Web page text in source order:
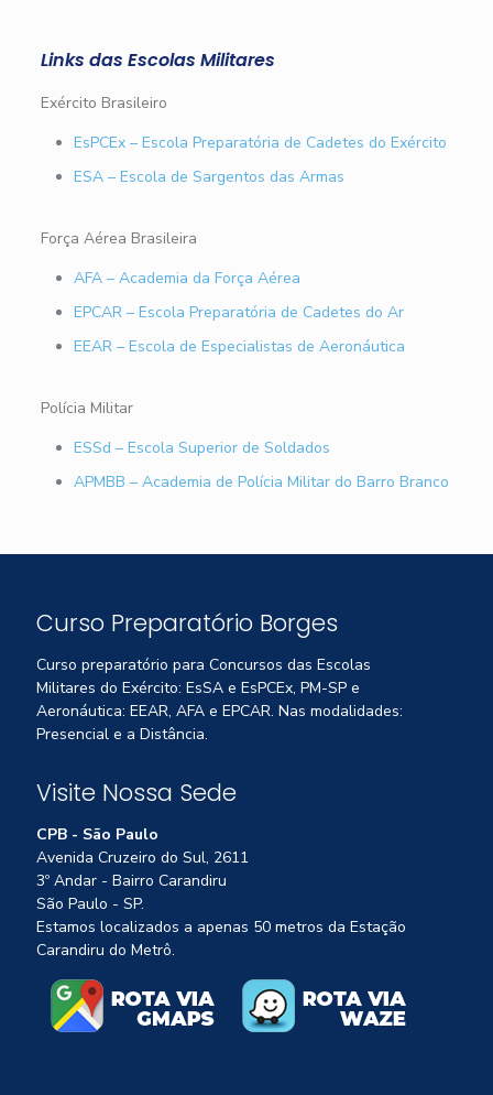
Links das Escolas Militares
Exército Brasileiro
EsPCEx – Escola Preparatória de Cadetes do Exército
ESA – Escola de Sargentos das Armas
Força Aérea Brasileira
AFA – Academia da Força Aérea
EPCAR – Escola Preparatória de Cadetes do Ar
EEAR – Escola de Especialistas de Aeronáutica
Polícia Militar
ESSd – Escola Superior de Soldados
APMBB – Academia de Polícia Militar do Barro Branco
Curso Preparatório Borges
Curso preparatório para Concursos das Escolas
Militares do Exército: EsSA e EsPCEx, PM-SP e
Aeronáutica: EEAR, AFA e EPCAR. Nas modalidades:
Presencial e a Distância.
Visite Nossa Sede
CPB - São Paulo
Avenida Cruzeiro do Sul, 2611
3º Andar - Bairro Carandiru
São Paulo - SP.
Estamos localizados a apenas 50 metros da Estação
Carandiru do Metrô.